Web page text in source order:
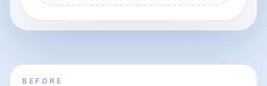
BEFORE